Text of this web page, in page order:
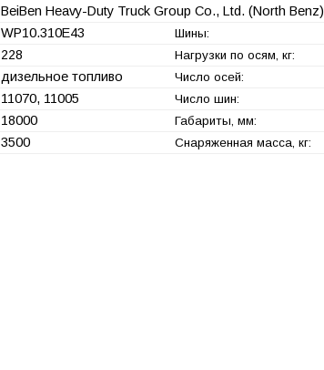
BeiBen Heavy-Duty Truck Group Co., Ltd. (North Benz)
WP10.310E43 Шины:
228 Нагрузки по осям, кг:
дизельное топливо Число осей:
11070, 11005 Число шин:
18000 Габариты, мм:
3500 Снаряженная масса, кг: